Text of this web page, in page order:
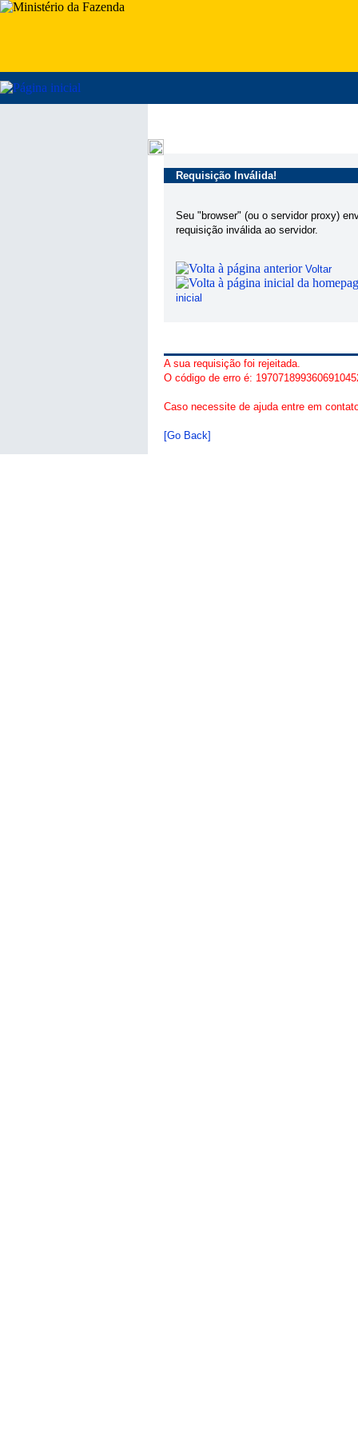
Requisição Inválida!
Seu "browser" (ou o servidor proxy)
requisição inválida ao servidor.
Voltar
inicial
A sua requisição foi rejeitada.
O código de erro é:
Caso necessite de ajuda entre em
[Go Back]